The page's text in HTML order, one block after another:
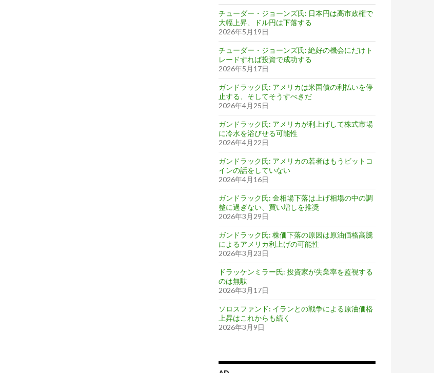
チューダー・ジョーンズ氏: 日本円は高市政権で
大幅上昇、ドル円は下落する
2026年5月19日
チューダー・ジョーンズ氏: 絶好の機会にだけト
レードすれば投資で成功する
2026年5月17日
ガンドラック氏: アメリカは米国債の利払いを停
止する、そしてそうすべきだ
2026年4月25日
ガンドラック氏: アメリカが利上げして株式市場
に冷水を浴びせる可能性
2026年4月22日
ガンドラック氏: アメリカの若者はもうビットコ
インの話をしていない
2026年4月16日
ガンドラック氏: 金相場下落は上げ相場の中の調
整に過ぎない、買い増しを推奨
2026年3月29日
ガンドラック氏: 株価下落の原因は原油価格高騰
によるアメリカ利上げの可能性
2026年3月23日
ドラッケンミラー氏: 投資家が失業率を監視する
のは無駄
2026年3月17日
ソロスファンド: イランとの戦争による原油価格
上昇はこれからも続く
2026年3月9日